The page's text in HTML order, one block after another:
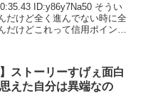
ID:y86y7Na50 そうい
だけど全く進んでない時に全
けどこれって信用ポイント
】ストーリーすげぇ面白
えた自分は異端なの